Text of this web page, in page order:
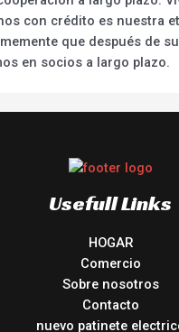
con crédito es nuestra
que después de
en socios a largo plazo.
Usefull Links
HOGAR
Comercio
Sobre nosotros
Contacto
nuevo patinete